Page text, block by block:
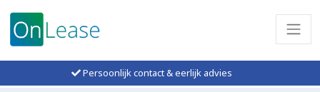
Persoonlijk contact & eerlijk advies